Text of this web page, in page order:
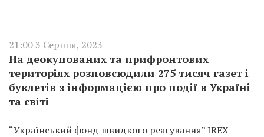
21:00 3 Серпня, 2023
На деокупованих та прифронтових
територіях розповсюдили 275 тисяч газет і
буклетів з інформацією про події в Україні
та світі
“Український фонд швидкого реагування” IREX